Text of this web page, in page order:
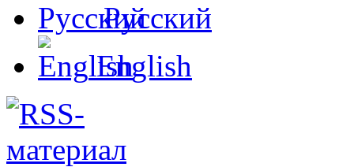
Русский
English